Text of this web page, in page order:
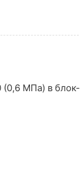
(0,6 МПа) в блок-